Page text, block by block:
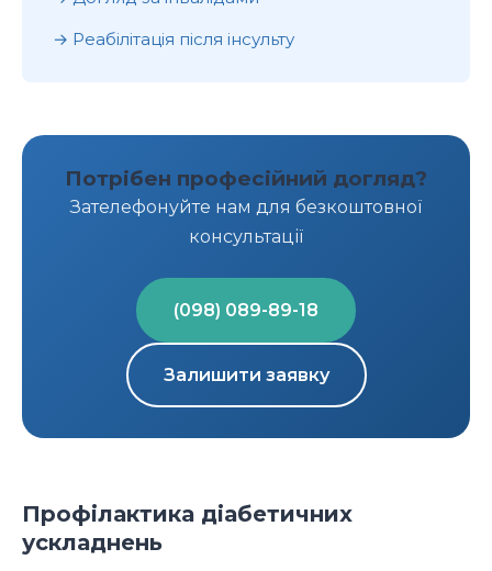
Реабілітація після інсульту
Потрібен професійний догляд?
Зателефонуйте нам для безкоштовної
консультації
(098) 089-89-18
Залишити заявку
Профілактика діабетичних
ускладнень